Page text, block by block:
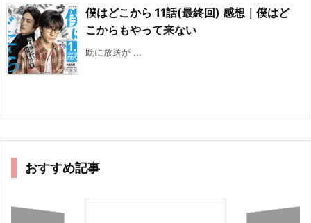
僕はどこから 11話(最終回) 感想｜僕はど
こからもやって来ない
既に放送が ...
おすすめ記事